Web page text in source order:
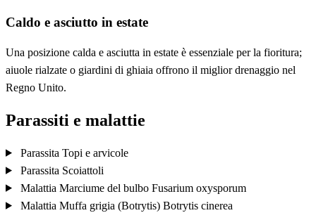
Caldo e asciutto in estate
Una posizione calda e asciutta in estate è essenziale per la fioritura;
aiuole rialzate o giardini di ghiaia offrono il miglior drenaggio nel
Regno Unito.
Parassiti e malattie
Parassita Topi e arvicole
Parassita Scoiattoli
Malattia Marciume del bulbo Fusarium oxysporum
Malattia Muffa grigia (Botrytis) Botrytis cinerea